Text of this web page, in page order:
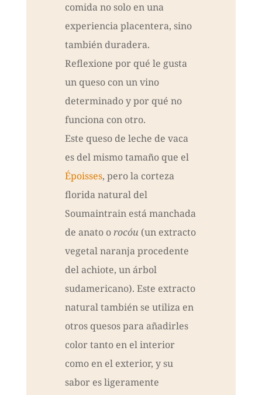
comida no solo en una
experiencia placentera, sino
también duradera.
Reflexione por qué le gusta
un queso con un vino
determinado y por qué no
funciona con otro.
Este queso de leche de vaca
es del mismo tamaño que el
Époisses, pero la corteza
florida natural del
Soumaintrain está manchada
de anato orocóu (un extracto
vegetal naranja procedente
del achiote, un árbol
sudamericano). Este extracto
natural también se utiliza en
otros quesos para añadirles
color tanto en el interior
como en el exterior, y su
sabor es ligeramente